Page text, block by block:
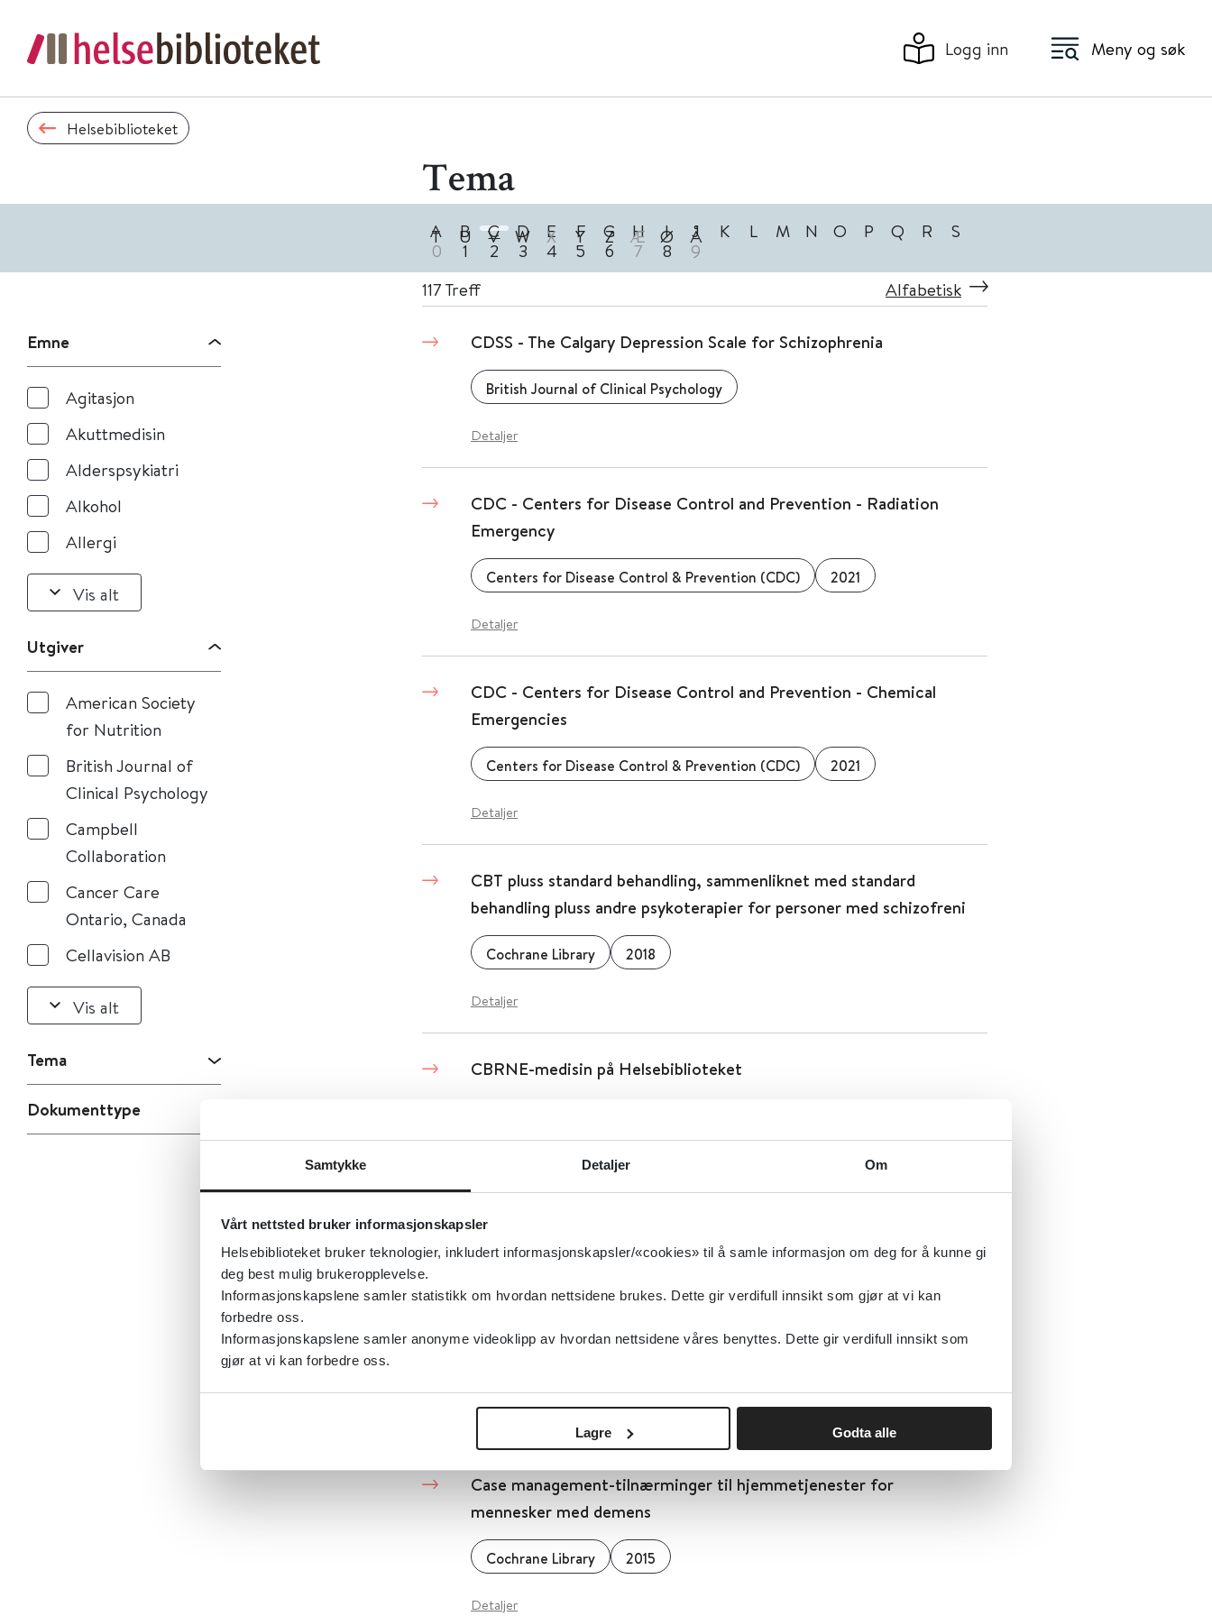
Samtykke Detaljer Om
Vårt nettsted bruker informasjonskapsler
Helsebiblioteket bruker teknologier, inkludert informasjonskapsler/«cookies» til å samle informasjon om deg for å kunne gi
deg best mulig brukeropplevelse.
Informasjonskapslene samler statistikk om hvordan nettsidene brukes. Dette gir verdifull innsikt som gjør at vi kan
forbedre oss.
Informasjonskapslene samler anonyme videoklipp av hvordan nettsidene våres benyttes. Dette gir verdifull innsikt som
gjør at vi kan forbedre oss.
Lagre Godta alle
Logg inn Meny og søk
Helsebiblioteket
Tema
A B C D E F G H I J K L M N O P Q R S
T U V W X Y Z Æ Ø Å
0 1 2 3 4 5 6 7 8 9
Emne
Agitasjon
Akuttmedisin
Alderspsykiatri
Alkohol
Allergi
Vis alt
Utgiver
American Society
for Nutrition
British Journal of
Clinical Psychology
Campbell
Collaboration
Cancer Care
Ontario, Canada
Cellavision AB
Vis alt
Tema
Dokumenttype
117Treff Alfabetisk
CDSS - The Calgary Depression Scale for Schizophrenia
British Journal of Clinical Psychology
Detaljer
CDC - Centers for Disease Control and Prevention - Radiation
Emergency
Centers for Disease Control & Prevention (CDC) 2021
Detaljer
CDC - Centers for Disease Control and Prevention - Chemical
Emergencies
Centers for Disease Control & Prevention (CDC) 2021
Detaljer
CBT pluss standard behandling, sammenliknet med standard
behandling pluss andre psykoterapier for personer med schizofreni
Cochrane Library 2018
Detaljer
CBRNE-medisin på Helsebiblioteket
CBRNE-hendelser med personskade - Nasjonal faglig retningslinje
Oslo Universitetssykehus
Detaljer
Case management-tilnærminger til hjemmetjenester for
mennesker med demens
Cochrane Library 2015
Detaljer